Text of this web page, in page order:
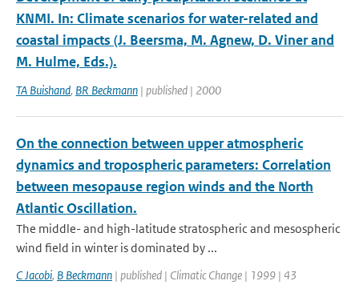
KNMI. In: Climate scenarios for water-related and
coastal impacts (J. Beersma, M. Agnew, D. Viner and
M. Hulme, Eds.).
TA Buishand, BR Beckmann | published | 2000
On the connection between upper atmospheric
dynamics and tropospheric parameters: Correlation
between mesopause region winds and the North
Atlantic Oscillation.
The middle- and high-latitude stratospheric and mesospheric
wind field in winter is dominated by ...
C Jacobi, B Beckmann | published | Climatic Change | 1999 | 43